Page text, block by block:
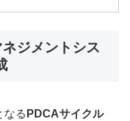
ジメントシス
なる PDCAサイクル